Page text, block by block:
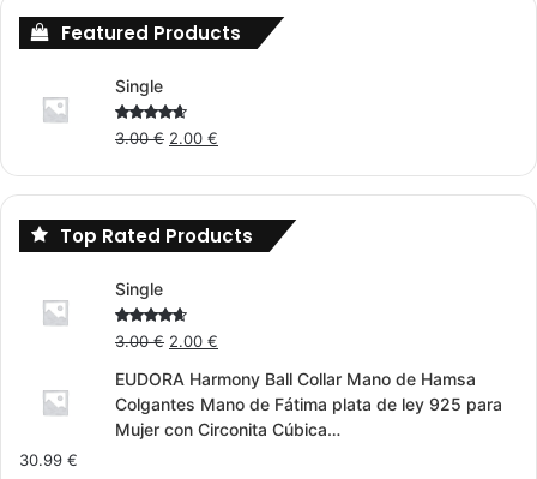
Featured Products
Single
Rated
out
3.00€ Original
2.00 €
Top Rated Products
Single
Rated
out
of 5
3.00€ Original
was:
3.00 €.
2.00 €
is:
2.00 €.
EUDORA Harmony Ball Collar Mano de Hamsa
Colgantes Mano de Fátima plata de ley 925 para
Mujer con Circonita Cúbica…
30.99 €